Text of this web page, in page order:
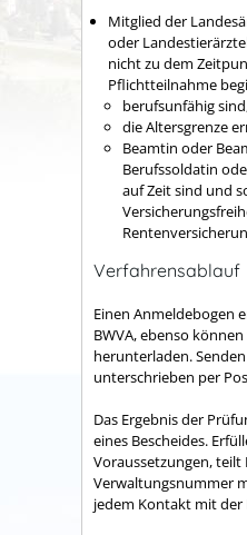
Mitglied der
oder
nicht zu dem
Pflichtteilnahme
berufsunfähig
die Altersgrenze
Beamtin oder
Berufssoldatin
auf Zeit sind und
Verfahrensablauf
Einen Anmeldebogen
BWVA, ebenso
herunterladen.
unterschrieben per
Das Ergebnis der
eines Bescheides.
Voraussetzungen, teilt
Verwaltungsnummer
jedem Kontakt mit der